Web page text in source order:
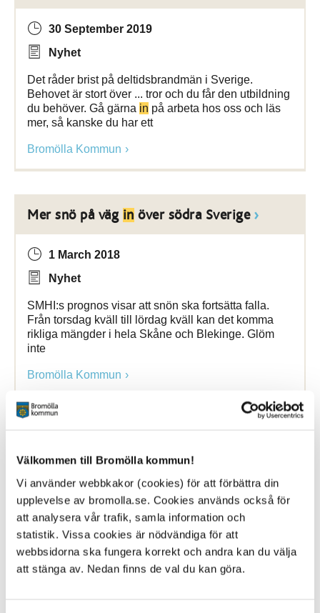
Välkommen till Bromölla kommun!
Vi använder webbkakor (cookies) för att förbättra din
upplevelse av bromolla.se. Cookies används också för
att analysera vår trafik, samla information och
statistik. Vissa cookies är nödvändiga för att
webbsidorna ska fungera korrekt och andra kan du välja
att stänga av. Nedan finns de val du kan göra.
30 September 2019
Nyhet
Det råder brist på deltidsbrandmän i Sverige.
Behovet är stort över ... tror och du får den utbildning
du behöver. Gå gärna in på arbeta hos oss och läs
mer, så kanske du har ett
Bromölla Kommun
Mer snö på väg in över södra Sverige
1 March 2018
Nyhet
SMHI:s prognos visar att snön ska fortsätta falla.
Från torsdag kväll till lördag kväll kan det komma
rikliga mängder i hela Skåne och Blekinge. Glöm
inte
Bromölla Kommun
ammunition till polisen
21 March 2018
Nyhet
Mellan den 1 februari och 30 april 2018 gäller en
tillfällig vapenamnesti i Sverige. ... utan tillstånd har
skjutvapen och ammunition lämnaindet till polisen.